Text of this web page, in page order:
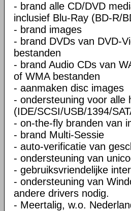
- brand alle CD/DVD
inclusief Blu-Ray (BD-R/
- brand images
- brand DVDs van DVD-
bestanden
- brand Audio CDs van
of WMA bestanden
- aanmaken disc images
- ondersteuning voor alle
(IDE/SCSI/USB/1394/
- on-the-fly branden van
- brand Multi-Sessie
- auto-verificatie van
- ondersteuning van
- gebruiksvriendelijke
- ondersteuning van
andere drivers nodig.
- Meertalig, w.o.